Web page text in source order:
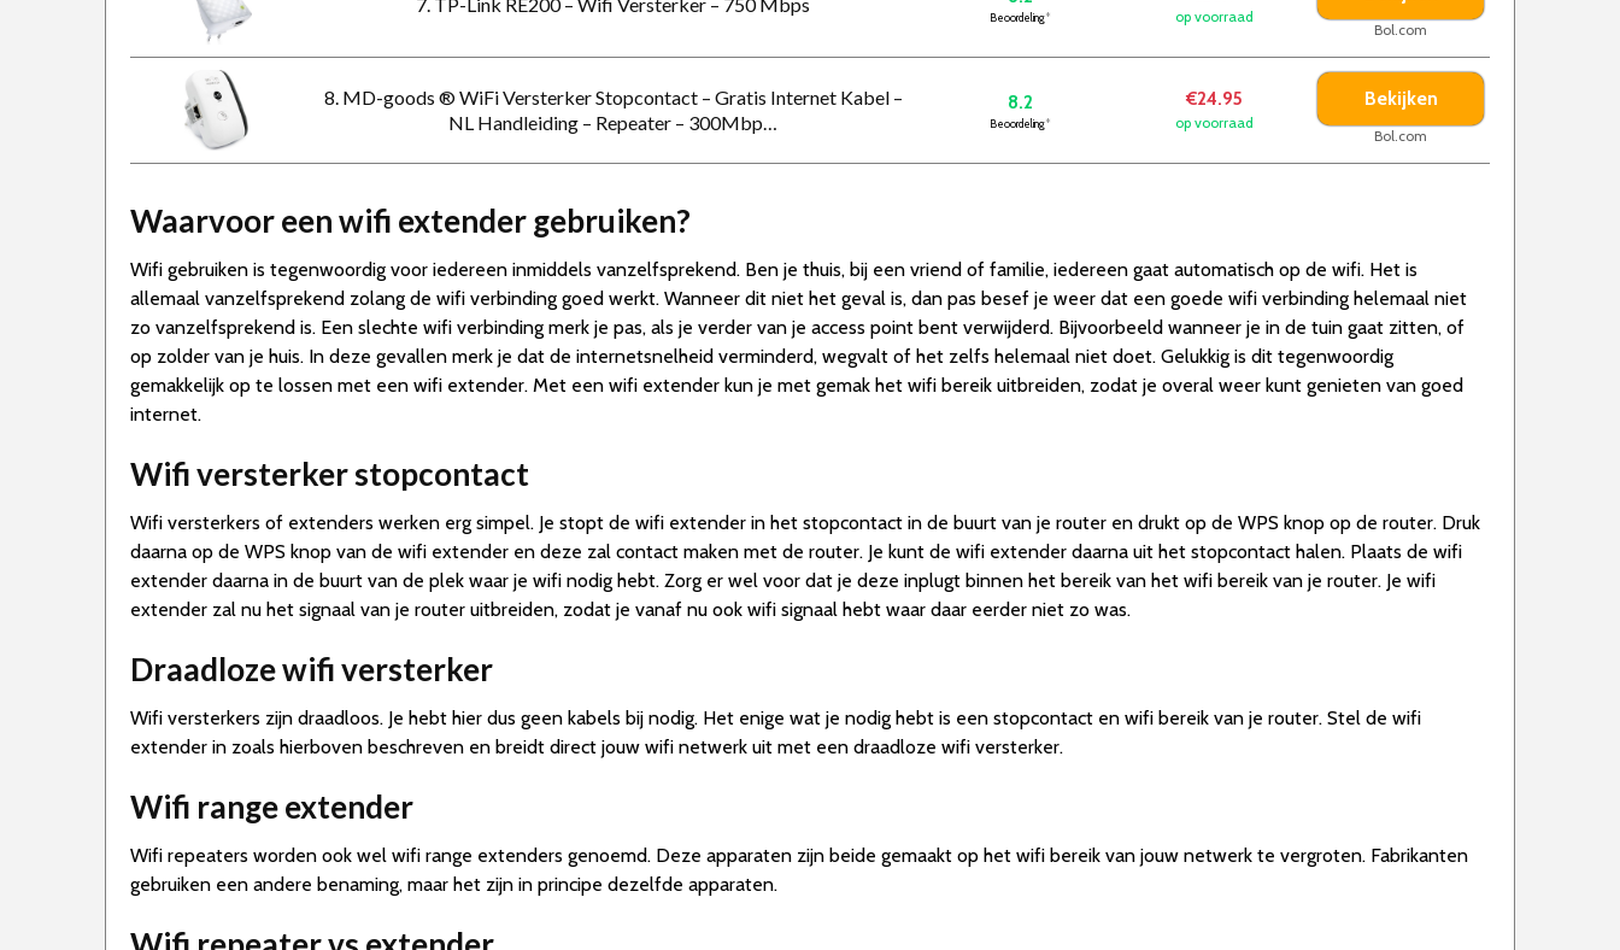
Beoordeling* op voorraad
Bol.com
8. MD-goods ® WiFi Versterker Stopcontact – Gratis Internet Kabel –
NL Handleiding – Repeater – 300Mbp…
8.2
Beoordeling*
€24.95
op voorraad
Bekijken
Bol.com
Waarvoor een wifi extender gebruiken?
Wifi gebruiken is tegenwoordig voor iedereen inmiddels vanzelfsprekend. Ben je thuis, bij een vriend of familie, iedereen gaat automatisch op de wifi. Het is
allemaal vanzelfsprekend zolang de wifi verbinding goed werkt. Wanneer dit niet het geval is, dan pas besef je weer dat een goede wifi verbinding helemaal niet
zo vanzelfsprekend is. Een slechte wifi verbinding merk je pas, als je verder van je access point bent verwijderd. Bijvoorbeeld wanneer je in de tuin gaat zitten, of
op zolder van je huis. In deze gevallen merk je dat de internetsnelheid verminderd, wegvalt of het zelfs helemaal niet doet. Gelukkig is dit tegenwoordig
gemakkelijk op te lossen met een wifi extender. Met een wifi extender kun je met gemak het wifi bereik uitbreiden, zodat je overal weer kunt genieten van goed
internet.
Wifi versterker stopcontact
Wifi versterkers of extenders werken erg simpel. Je stopt de wifi extender in het stopcontact in de buurt van je router en drukt op de WPS knop op de router. Druk
daarna op de WPS knop van de wifi extender en deze zal contact maken met de router. Je kunt de wifi extender daarna uit het stopcontact halen. Plaats de wifi
extender daarna in de buurt van de plek waar je wifi nodig hebt. Zorg er wel voor dat je deze inplugt binnen het bereik van het wifi bereik van je router. Je wifi
extender zal nu het signaal van je router uitbreiden, zodat je vanaf nu ook wifi signaal hebt waar daar eerder niet zo was.
Draadloze wifi versterker
Wifi versterkers zijn draadloos. Je hebt hier dus geen kabels bij nodig. Het enige wat je nodig hebt is een stopcontact en wifi bereik van je router. Stel de wifi
extender in zoals hierboven beschreven en breidt direct jouw wifi netwerk uit met een draadloze wifi versterker.
Wifi range extender
Wifi repeaters worden ook wel wifi range extenders genoemd. Deze apparaten zijn beide gemaakt op het wifi bereik van jouw netwerk te vergroten. Fabrikanten
gebruiken een andere benaming, maar het zijn in principe dezelfde apparaten.